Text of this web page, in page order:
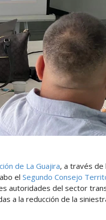
de La Guajira, a través de
el Segundo Consejo
autoridades del sector
a la reducción de la